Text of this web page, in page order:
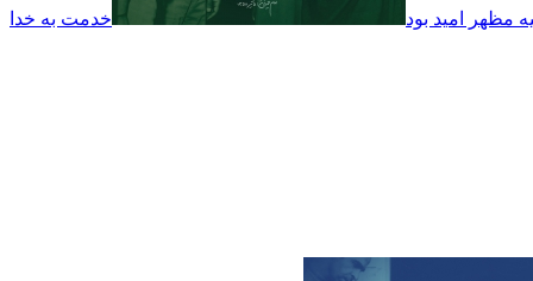
مظهر امید بود خدمت به خدا